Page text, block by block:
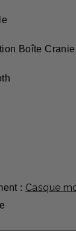
Boîte
: Casque